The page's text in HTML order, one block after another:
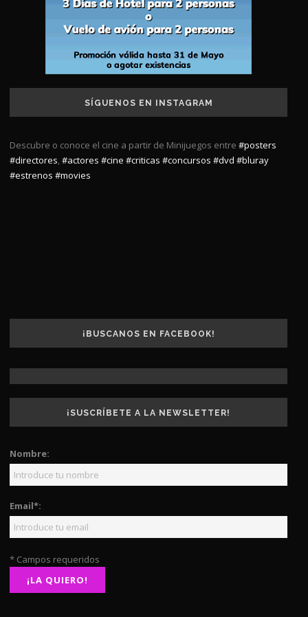
SÍGUENOS EN INSTAGRAM
Descubre o conoce el cine a partir de Minijuegos entre #posters
#directores,#actores #cine #criticas #concursos #dvd #bluray
#estrenos #movies
¡BUSCANOS EN FACEBOOK!
¡SUSCRÍBETE A LA NEWSLETTER!
Nombre:
Email*:
* Campos requeridos